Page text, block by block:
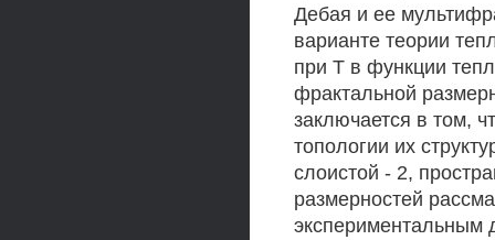
Дебая и ее
варианте теории
при Т в функции
фрактальной
заключается в том,
топологии их
слоистой - 2,
размерностей
экспериментальным